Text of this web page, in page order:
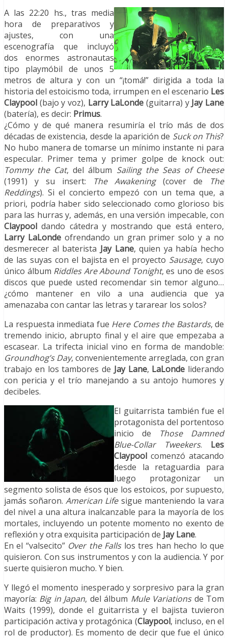
A las 22:20 hs., tras media
hora de preparativos y
ajustes, con una
escenografía que incluyó
dos enormes astronautas
tipo playmóbil de unos 5
metros de altura y con un “¡tomá!” dirigida a toda la
historia del estoicismo toda, irrumpen en el escenario Les
Claypool (bajo y voz), Larry LaLonde (guitarra) y Jay Lane
(batería), es decir: Primus.
¿Cómo y de qué manera resumiría el trío más de dos
décadas de existencia, desde la aparición de Suck on This?
No hubo manera de tomarse un mínimo instante ni para
especular. Primer tema y primer golpe de knock out:
Tommy the Cat, del álbum Sailing the Seas of Cheese
(1991) y su insert: The Awakening(cover de The
Reddings). Si el concierto empezó con un tema que, a
priori, podría haber sido seleccionado como glorioso bis
para las hurras y, además, en una versión impecable, con
Claypool dando cátedra y mostrando que está entero,
Larry LaLondeofrendando un gran primer solo y a no
desmerecer al baterista Jay Lane, quien ya había hecho
de las suyas con el bajista en el proyecto Sausage, cuyo
único álbum Riddles Are Abound Tonight, es uno de esos
discos que puede usted recomendar sin temor alguno…
¿cómo mantener en vilo a una audiencia que ya
amenazaba con cantar las letras y tararear los solos?
La respuesta inmediata fue Here Comes the Bastards, de
tremendo inicio, abrupto final y el aire que empezaba a
escasear. La trifecta inicial vino en forma de mandoble:
Groundhog’s Day, convenientemente arreglada, con gran
trabajo en los tambores de Jay Lane, LaLonde liderando
con pericia y el trío manejando a su antojo humores y
decibeles.
El guitarrista también fue el
protagonista del portentoso
inicio de Those Damned
Blue-Collar Tweekers. Les
Claypool comenzó atacando
desde la retaguardia para
luego protagonizar un
segmento solista de ésos que los estoicos, por supuesto,
jamás soñaron.American Lifesigue manteniendo la vara
del nivel a una altura inalcanzable para la mayoría de los
mortales, incluyendo un potente momento no exento de
reflexión y otra exquisita participación de Jay Lane.
En el “valsecito” Over the Fallslos tres han hecho lo que
quisieron. Con sus instrumentos y con la audiencia. Y por
suerte quisieron mucho. Y bien.
Y llegó el momento inesperado y sorpresivo para la gran
mayoría: Big in Japan, del álbum Mule Variationsde Tom
Waits (1999), donde el guitarrista y el bajista tuvieron
participación activa y protagónica (Claypool, incluso, en el
rol de productor). Es momento de decir que fue el único